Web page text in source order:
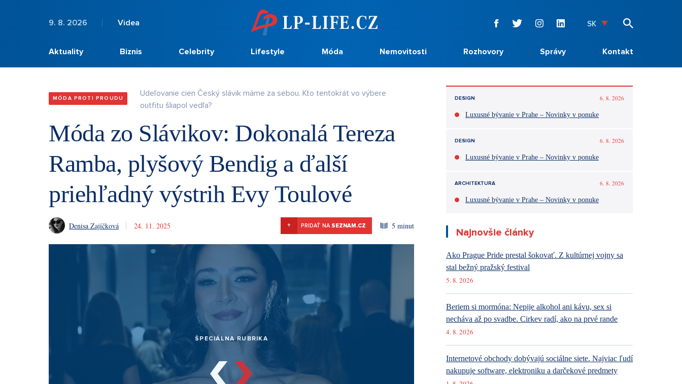
9. 8. 2026 Videa SK
Aktuality Biznis Celebrity Lifestyle Móda Nemovitosti Rozhovory Správy Kontakt
MÓDA PROTI PROUDU
Udeľovanie cien Český slávik máme za sebou. Kto tentokrát vo výbere
outfitu šliapol vedľa?
Móda zo Slávikov: Dokonalá Tereza
Ramba, plyšový Bendig a ďalší
priehľadný výstrih Evy Toulové
Denisa Zajíčková 24. 11. 2025 + PRIDAŤ NA SEZNAM.CZ 5 minut
ŠPECIÁLNA RUBRIKA
DESIGN 6. 8. 2026
Luxusné bývanie v Prahe – Novinky v ponuke
DESIGN 6. 8. 2026
Luxusné bývanie v Prahe – Novinky v ponuke
ARCHITEKTURA 6. 8. 2026
Luxusné bývanie v Prahe – Novinky v ponuke
Najnovšie články
Ako Prague Pride prestal šokovať. Z kultúrnej vojny sa
stal bežný pražský festival
5. 8. 2026
Beriem si mormóna: Nepije alkohol ani kávu, sex si
necháva až po svadbe. Cirkev radí, ako na prvé rande
4. 8. 2026
Internetové obchody dobývajú sociálne siete. Najviac ľudí
nakupuje software, elektroniku a darčekové predmety